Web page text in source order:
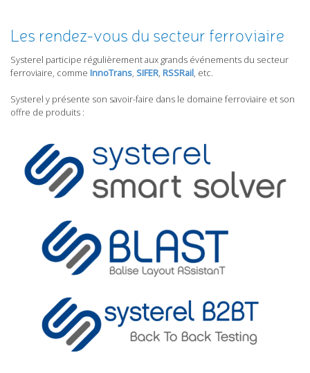
Les rendez-vous du secteur ferroviaire
Systerel participe régulièrement aux grands événements du secteur
ferroviaire, comme InnoTrans SIFER RSSRail , etc.
Systerel y présente son savoir-faire dans le domaine ferroviaire et son
offre de produits :